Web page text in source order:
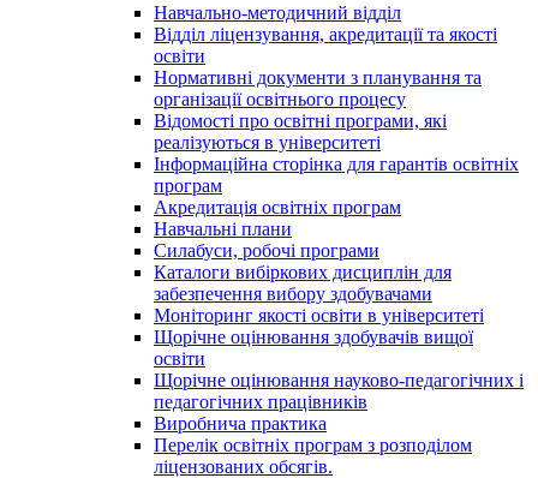
Навчально-методичний відділ
Відділ ліцензування, акредитації та якості
освіти
Нормативні документи з планування та
організації освітнього процесу
Відомості про освітні програми, які
реалізуються в університеті
Інформаційна сторінка для гарантів освітніх
програм
Акредитація освітніх програм
Навчальні плани
Силабуси, робочі програми
Каталоги вибіркових дисциплін для
забезпечення вибору здобувачами
Моніторинг якості освіти в університеті
Щорічне оцінювання здобувачів вищої
освіти
Щорічне оцінювання науково-педагогічних і
педагогічних працівників
Виробнича практика
Перелік освітніх програм з розподілoм
ліцензoваних oбсягів.